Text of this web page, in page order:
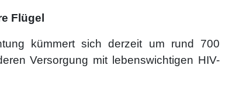
Flügel
kümmert sich derzeit um rund 700
Versorgung mit lebenswichtigen HIV-